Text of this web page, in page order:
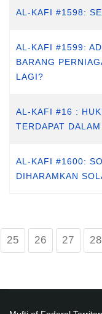
AL-KAFI #1598:
AL-KAFI #1599:
BARANG
LAGI?
AL-KAFI #16 :
TERDAPAT
AL-KAFI #1600:
DIHARAMKAN
25 26 27 28